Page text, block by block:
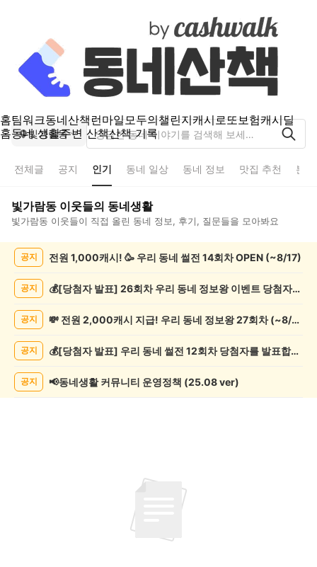
홈팀워크동네산책런마일모두의챌린지캐시로또보험캐시딜
홈동네 생활주변 산책산책 기록
빛가람동
전체글 공지 인기 동네 일상 동네 정보 맛집 추천 분
빛가람동 이웃들의 동네생활
빛가람동 이웃들이 직접 올린 동네 정보, 후기, 질문들을 모아봐요
록
공지 전원 1,000캐시! 🥳 우리 동네 썰전 14회차 OPEN (~8/17)
공지 💰[당첨자 발표] 26회차 우리 동네 정보왕 이벤트 당첨자를 발표합니다!
공지 💸 전원 2,000캐시 지급! 우리 동네 정보왕 27회차 (~8/10)
공지 💰[당첨자 발표] 우리 동네 썰전 12회차 당첨자를 발표합니다!
공지 📢동네생활 커뮤니티 운영정책 (25.08 ver)